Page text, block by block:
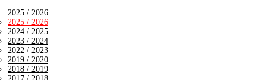
2025 / 2026
2025 / 2026
2024 / 2025
2023 / 2024
2022 / 2023
2019 / 2020
2018 / 2019